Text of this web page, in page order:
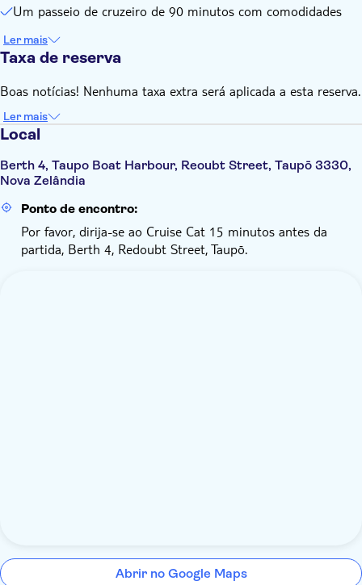
desembarcar e viajar em outra data ou obter um reembolso
do fornecedor do bilhete. Se um passageiro optar por não
deixar o barco neste momento e as esculturas rupestres não
forem visitadas, não haverá reembolso
Um passeio de cruzeiro de 90 minutos com comodidades
Ler mais
Taxa de reserva
Boas notícias! Nenhuma taxa extra será aplicada a esta reserva.
Ler mais
Local
Berth 4, Taupo Boat Harbour, Reoubt Street, Taupō 3330,
Nova Zelândia
Ponto de encontro:
Por favor, dirija-se ao Cruise Cat 15 minutos antes da
partida, Berth 4, Redoubt Street, Taupō.
Abrir no Google Maps